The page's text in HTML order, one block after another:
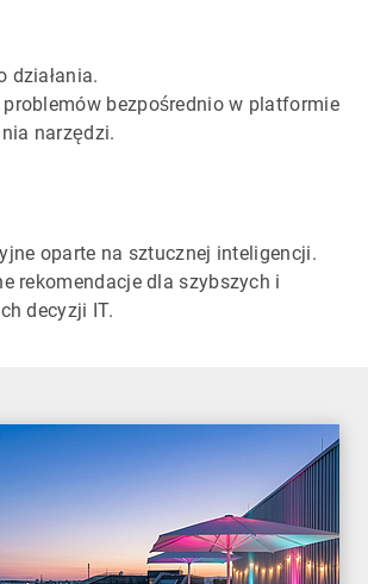
działania.
bezpośrednio w platformie
narzędzi.
oparte na sztucznej inteligencji.
rekomendacje dla szybszych i
decyzji IT.